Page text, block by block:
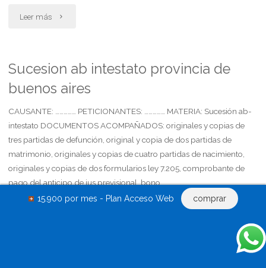
15.900 por mes - Plan Acceso Web comprar
Leer más "Sucesion
Sucesion ab intestato provincia de
buenos aires
CAUSANTE: …………… PETICIONANTES: …………… MATERIA: Sucesión ab-
intestato DOCUMENTOS ACOMPAÑADOS: originales y copias de
tres partidas de defunción, original y copia de dos partidas de
matrimonio, originales y copias de cuatro partidas de nacimiento,
originales y copias de dos formularios ley 7.205, comprobante de
pago del anticipo de ius previsional, bono …